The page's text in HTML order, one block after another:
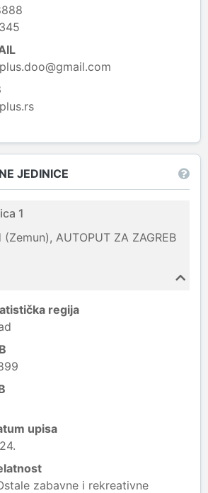
JEDINICE
1
(Zemun), AUTOPUT ZA ZAGREB
regija
upisa
zabavne i rekreativne